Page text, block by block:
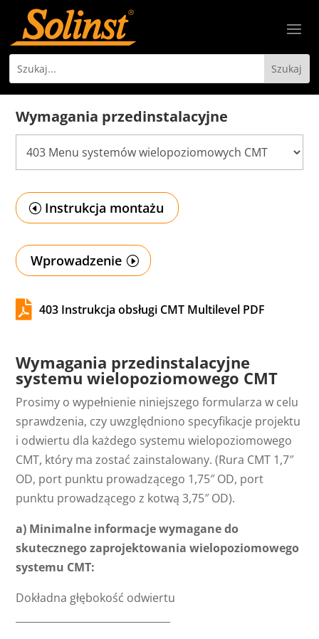
Wymagania przedinstalacyjne
Instrukcja montażu
Wprowadzenie
 403 Instrukcja obsługi CMT Multilevel PDF
Wymagania przedinstalacyjne
systemu wielopoziomowego CMT
Prosimy o wypełnienie niniejszego formularza w celu
sprawdzenia, czy uwzględniono specyfikacje projektu
i odwiertu dla każdego systemu wielopoziomowego
CMT, który ma zostać zainstalowany. (Rura CMT 1,7″
OD, port punktu prowadzącego 1,75″ OD, port
punktu prowadzącego z kotwą 3,75″ OD).
a) Minimalne informacje wymagane do
skutecznego zaprojektowania wielopoziomowego
systemu CMT:
Dokładna głębokość odwiertu